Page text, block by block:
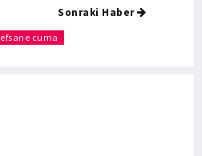
Sonraki Haber
efsane cuma